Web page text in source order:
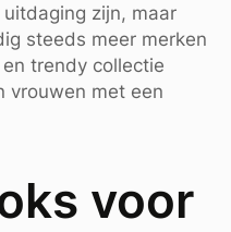
zijn, maar
steeds meer merken
trendy collectie
vrouwen met een
voor